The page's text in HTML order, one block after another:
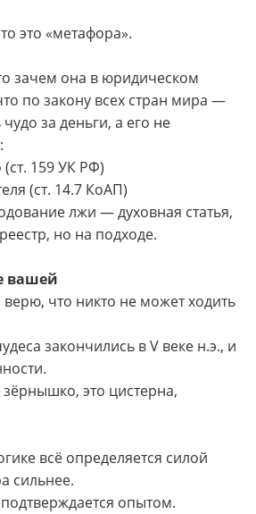
это «метафора».
зачем она в юридическом
по закону всех стран мира —
за деньги, а его не
159 УК РФ)
(ст. 14.7 КоАП)
лжи — духовная статья,
но на подходе.
вашей
что никто не может ходить
закончились в V веке н.э., и
это цистерна,
всё определяется силой
сильнее.
опытом.